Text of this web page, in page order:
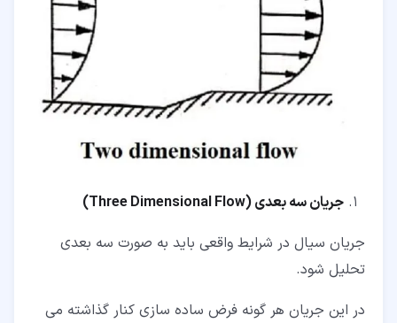
جریان سه بعدی (Three Dimensional Flow
)
جریان سیال در شرایط واقعی باید به صورت سه بعدی
تحلیل شود.
در این جریان هر گونه فرض ساده سازی کنار گذاشته می